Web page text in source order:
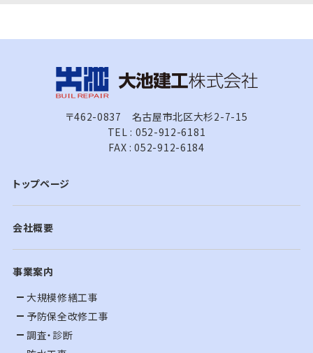
〒462-0837 名古屋市北区大杉2-7-15
TEL : 052-912-6181
FAX : 052-912-6184
トップページ
会社概要
事業案内
大規模修繕工事
予防保全改修工事
調査・診断